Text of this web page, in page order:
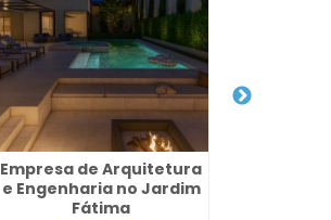
Empresa de Arquitetura
e Engenharia no Jardim
Fátima